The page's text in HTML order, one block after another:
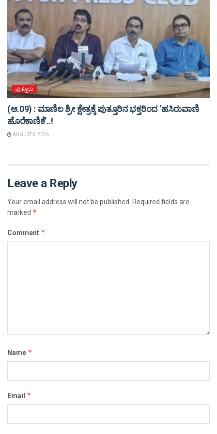
ಪುತ್ತೂರು
(ಆ.09) : ಮಾಣಿಲ ಶ್ರೀ ಕ್ಷೇತ್ರಕ್ಕೆ ಪುತ್ತೂರಿನ ಭಕ್ತರಿಂದ ‘ಹಸಿರುವಾಣಿ
ಹೊರೆಕಾಣಿಕೆ’..!
AUGUST 6, 2026
Leave a Reply
Your email address will not be published. Required fields are
marked *
Comment *
Name *
Email *